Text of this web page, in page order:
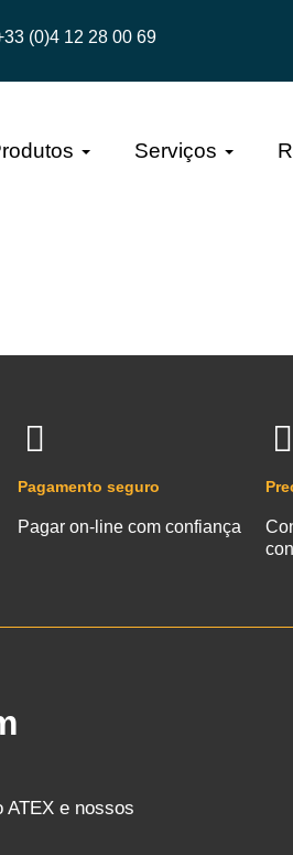
(0)4 12 28 00 69
Serviços
Pagamento seguro
Pagar on-line com confiança
e nossos